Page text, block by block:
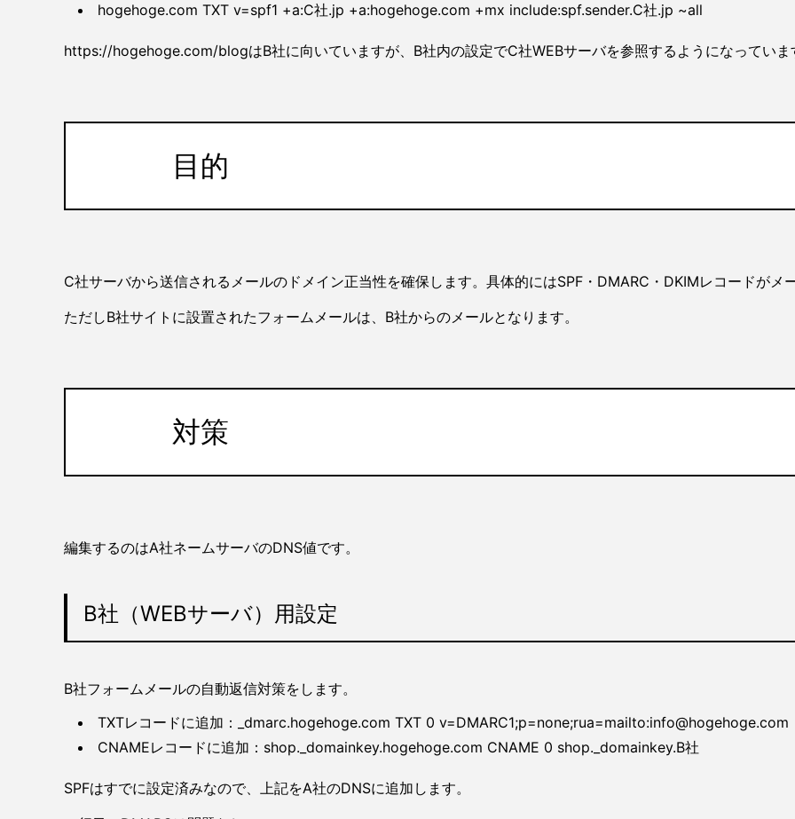
hogehoge.com TXT v=spf1 +a:C社.jp +a:hogehoge.com +mx include:spf.sender.C社.jp ~all
https://hogehoge.com/blogはB社に向いていますが、B社内の設定でC社WEBサーバを参照するようになっていま
目的
C社サーバから送信されるメールのドメイン正当性を確保します。具体的にはSPF・DMARC・DKIMレコードがメ
ただしB社サイトに設置されたフォームメールは、B社からのメールとなります。
対策
編集するのはA社ネームサーバのDNS値です。
B社（WEBサーバ）用設定
B社フォームメールの自動返信対策をします。
TXTレコードに追加：_dmarc.hogehoge.com TXT 0 v=DMARC1;p=none;rua=mailto:info@hogehoge.com
CNAMEレコードに追加：shop._domainkey.hogehoge.com CNAME 0 shop._domainkey.B社
SPFはすでに設定済みなので、上記をA社のDNSに追加します。